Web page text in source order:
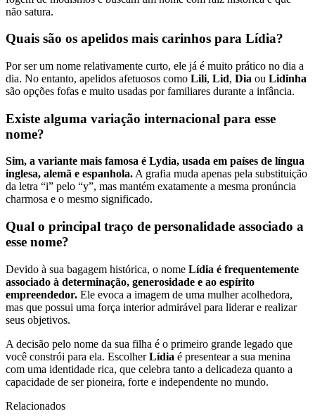
não satura.
Quais são os apelidos mais carinhos para Lídia?
Por ser um nome relativamente curto, ele já é muito prático no dia a
dia. No entanto, apelidos afetuosos como Lili, Lid, Dia ou Lidinha
são opções fofas e muito usadas por familiares durante a infância.
Existe alguma variação internacional para esse
nome?
Sim, a variante mais famosa é Lydia, usada em países de língua
inglesa, alemã e espanhola.A grafia muda apenas pela substituição
da letra “i” pelo “y”, mas mantém exatamente a mesma pronúncia
charmosa e o mesmo significado.
Qual o principal traço de personalidade associado a
esse nome?
Devido à sua bagagem histórica, o nome Lídia é frequentemente
associado à determinação, generosidade e ao espírito
empreendedor. Ele evoca a imagem de uma mulher acolhedora,
mas que possui uma força interior admirável para liderar e realizar
seus objetivos.
A decisão pelo nome da sua filha é o primeiro grande legado que
você constrói para ela. EscolherLídia é presentear a sua menina
com uma identidade rica, que celebra tanto a delicadeza quanto a
capacidade de ser pioneira, forte e independente no mundo.
Relacionados